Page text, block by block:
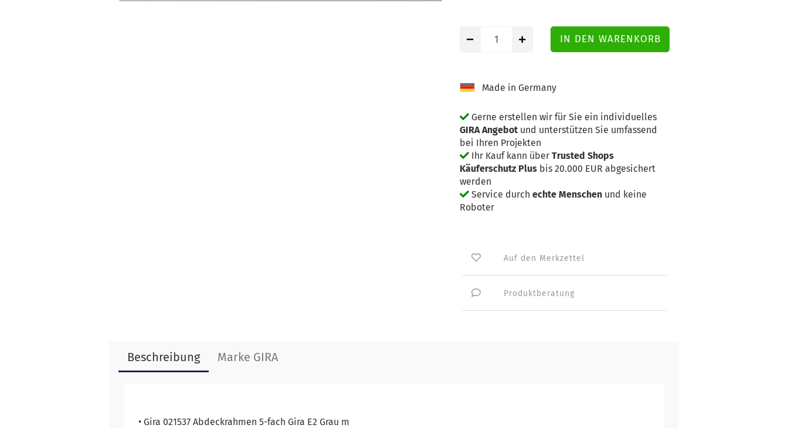
Made in Germany
Gerne erstellen wir für Sie ein individuelles
GIRA Angebot und unterstützen Sie umfassend
bei Ihren Projekten
Ihr Kauf kann über Trusted Shops
Käuferschutz Plus bis 20.000 EUR abgesichert
werden
Service durch echte Menschen und keine
Roboter
Auf den Merkzettel
Produktberatung
Beschreibung Marke GIRA
• Gira 021537 Abdeckrahmen 5-fach Gira E2 Grau m